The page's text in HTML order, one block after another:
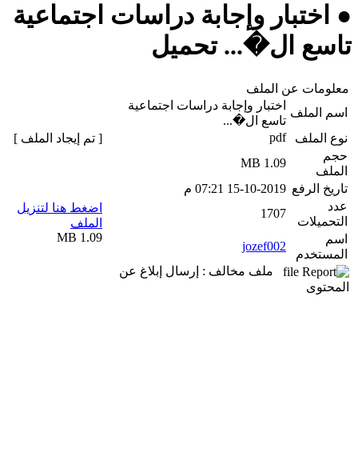
● اختبار وإجابة دراسات اجتماعية
تاسع ال�... تحميل
معلومات عن الملف
اسم الملف
اختبار وإجابة دراسات اجتماعية
تاسع ال�...
نوع الملف
pdf
حجم
الملف
1.09 MB
تاريخ الرفع 15-10-2019 07:21 م
عدد
التحميلات
1707
اسم
المستخدم
jozef002
ملف مخالف : إرسال إبلاغ عن
المحتوى
[ تم إيجاد الملف ]
اضغط هنا لتنزيل
الملف
1.09 MB